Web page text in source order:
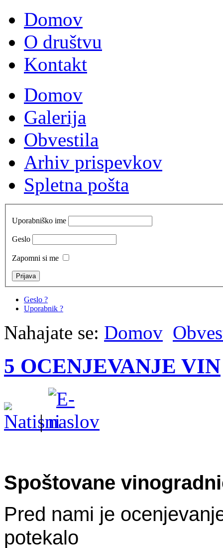
Domov
O društvu
Kontakt
Domov
Galerija
Obvestila
Arhiv prispevkov
Spletna pošta
Uporabniško ime
Geslo
Zapomni si me
Geslo ?
Uporabnik ?
Nahajate se: Domov
5 OCENJEVANJE VIN
|
Spoštovane
Pred nami je
potekalo